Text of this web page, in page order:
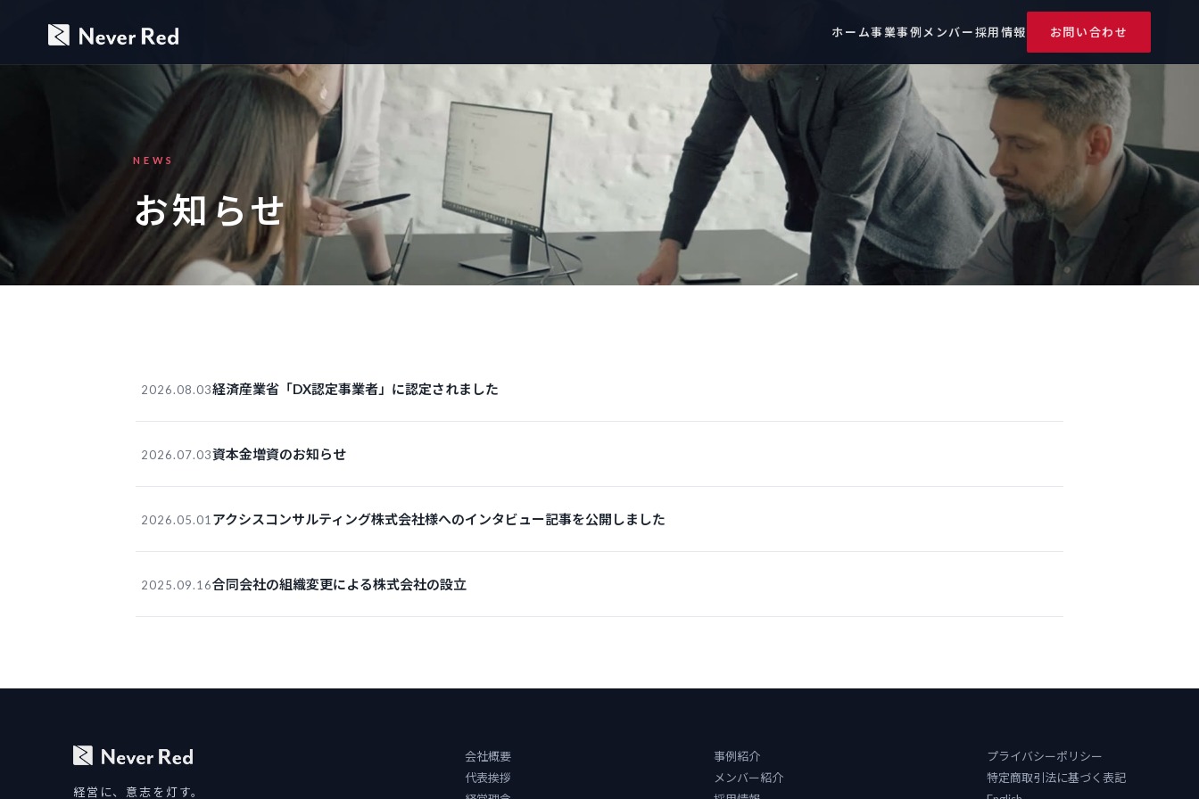
ホーム事業事例 メンバー採用情報 お問い合わせ
NEWS
お知らせ
2026.08.03経済産業省「DX認定事業者」に認定されました
2026.07.03資本金増資のお知らせ
2026.05.01 アクシスコンサルティング株式会社様へのインタビュー記事を公開しました
2025.09.16合同会社の組織変更による株式会社の設立
経営に、意志を灯す。
会社概要
代表挨拶
事例紹介
メンバー紹介
プライバシーポリシー
特定商取引法に基づく表記